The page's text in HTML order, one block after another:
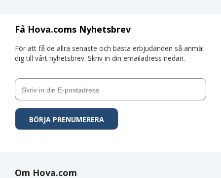
Få Hova.coms Nyhetsbrev
För att få de allra senaste och bästa erbjudanden så anmäl
dig till vårt nyhetsbrev. Skriv in din emailadress nedan.
Om Hova.com